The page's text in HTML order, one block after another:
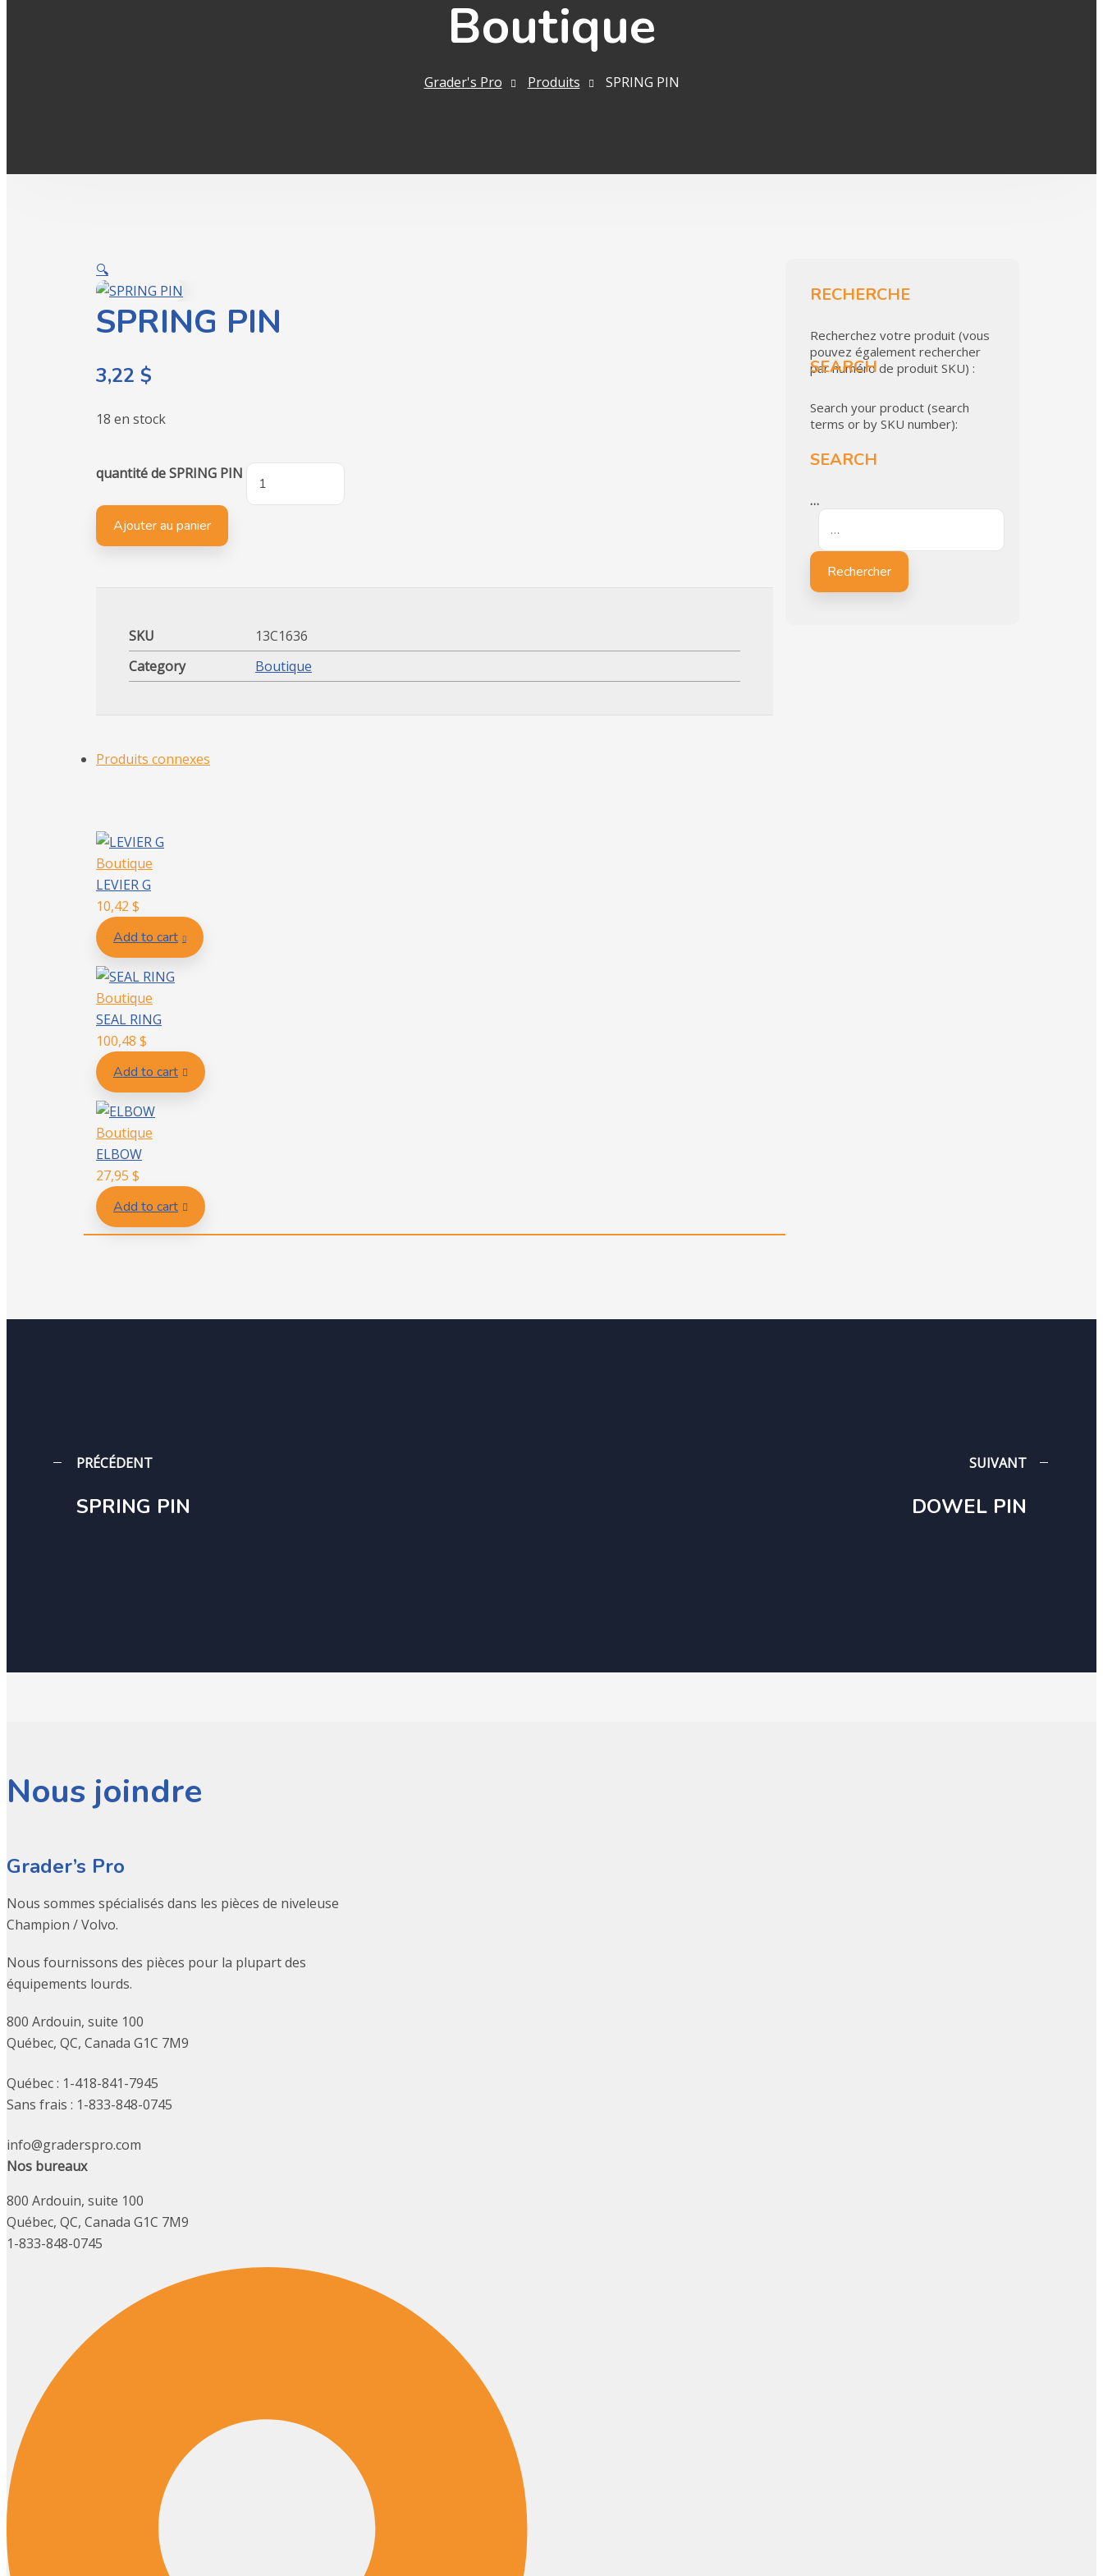
Boutique
Grader's Pro Produits SPRING PIN
🔍
SPRING PIN
3,22 $
18 en stock
quantité de SPRING PIN
Ajouter au panier
SKU
13C1636
Category
Boutique
Produits connexes
Boutique
LEVIER G
10,42 $
Add to cart
Boutique
SEAL RING
100,48 $
Add to cart
Boutique
ELBOW
27,95 $
Add to cart
RECHERCHE
Recherchez votre produit (vous
pouvez également rechercher
par numéro de produit SKU) :
SEARCH
Search your product (search
terms or by SKU number):
SEARCH
…
Rechercher
PRÉCÉDENT
SPRING PIN
SUIVANT
DOWEL PIN
Nous joindre
Grader’s Pro
Nous sommes spécialisés dans les pièces de niveleuse
Champion / Volvo.
Nous fournissons des pièces pour la plupart des
équipements lourds.
800 Ardouin, suite 100
Québec, QC, Canada G1C 7M9
Québec : 1-418-841-7945
Sans frais : 1-833-848-0745
info@graderspro.com
Nos bureaux
800 Ardouin, suite 100
Québec, QC, Canada G1C 7M9
1-833-848-0745